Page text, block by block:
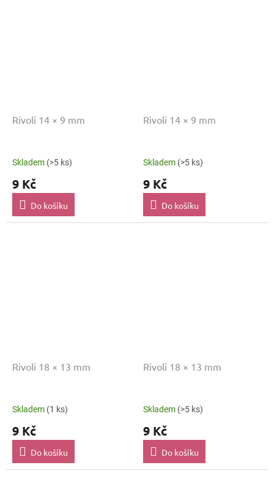
Rivoli 14 × 9 mm
Skladem (>5 ks)
9 Kč
Do košíku
Rivoli 14 × 9 mm
Skladem (>5 ks)
9 Kč
Do košíku
Rivoli 18 × 13 mm
Skladem (1 ks)
9 Kč
Do košíku
Rivoli 18 × 13 mm
Skladem (>5 ks)
9 Kč
Do košíku